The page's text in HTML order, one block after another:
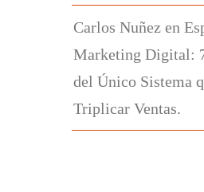
Carlos Nuñez en
Marketing Digital:
del Único Sistema
Triplicar Ventas.